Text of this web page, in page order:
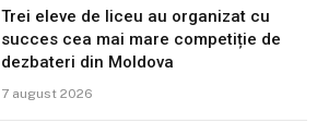
Trei eleve de liceu au organizat cu
succes cea mai mare competiție de
dezbateri din Moldova
7 august 2026